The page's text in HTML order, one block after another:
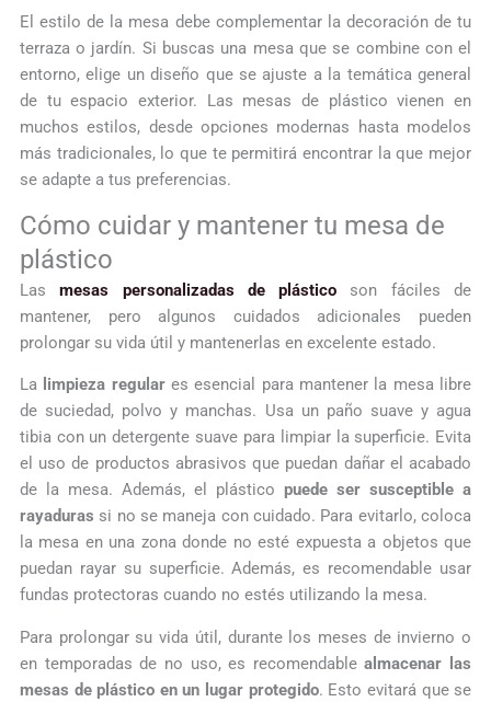
El estilo de la mesa debe complementar la decoración de tu
terraza o jardín. Si buscas una mesa que se combine con el
entorno, elige un diseño que se ajuste a la temática general
de tu espacio exterior. Las mesas de plástico vienen en
muchos estilos, desde opciones modernas hasta modelos
más tradicionales, lo que te permitirá encontrar la que mejor
se adapte a tus preferencias.
Cómo cuidar y mantener tu mesa de
plástico
Lasmesas personalizadas de plástico son fáciles de
mantener, pero algunos cuidados adicionales pueden
prolongar su vida útil y mantenerlas en excelente estado.
La limpieza regulares esencial para mantener la mesa libre
de suciedad, polvo y manchas. Usa un paño suave y agua
tibia con un detergente suave para limpiar la superficie. Evita
el uso de productos abrasivos que puedan dañar el acabado
de la mesa. Además, el plásticopuede ser susceptible a
rayaduras si no se maneja con cuidado. Para evitarlo, coloca
la mesa en una zona donde no esté expuesta a objetos que
puedan rayar su superficie. Además, es recomendable usar
fundas protectoras cuando no estés utilizando la mesa.
Para prolongar su vida útil, durante los meses de invierno o
en temporadas de no uso, es recomendablealmacenar las
mesas de plástico en un lugar protegido. Esto evitará que se